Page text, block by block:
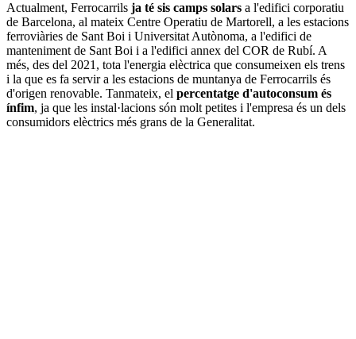
Actualment, Ferrocarrils ja té sis camps solars a l'edifici corporatiu
de Barcelona, al mateix Centre Operatiu de Martorell, a les estacions
ferroviàries de Sant Boi i Universitat Autònoma, a l'edifici de
manteniment de Sant Boi i a l'edifici annex del COR de Rubí. A
més, des del 2021, tota l'energia elèctrica que consumeixen els trens
i la que es fa servir a les estacions de muntanya de Ferrocarrils és
d'origen renovable. Tanmateix, el percentatge d'autoconsum és
ínfim, ja que les instal·lacions són molt petites i l'empresa és un dels
consumidors elèctrics més grans de la Generalitat.